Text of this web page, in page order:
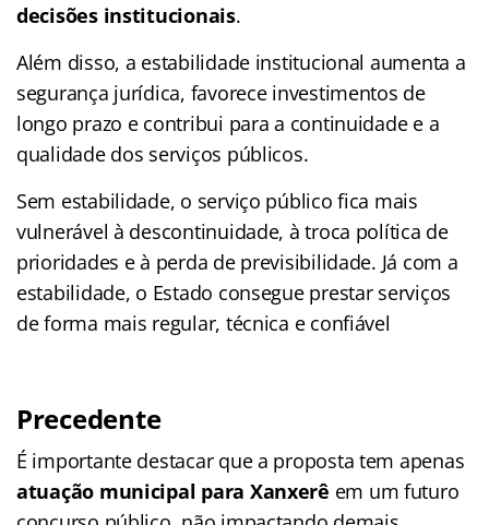
decisões institucionais.
Além disso, a estabilidade institucional aumenta a
segurança jurídica, favorece investimentos de
longo prazo e contribui para a continuidade e a
qualidade dos serviços públicos.
Sem estabilidade, o serviço público fica mais
vulnerável à descontinuidade, à troca política de
prioridades e à perda de previsibilidade. Já com a
estabilidade, o Estado consegue prestar serviços
de forma mais regular, técnica e confiável
Precedente
É importante destacar que a proposta tem apenas
atuação municipal para Xanxerê em um futuro